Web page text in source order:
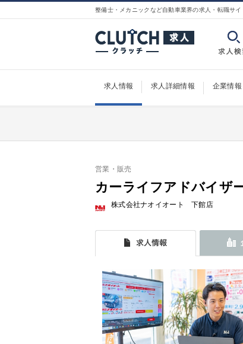
整備士・メカニックなど自動車業界の求人・転職サイ
求人情報 求人詳細情報 企業情報
営業・販売
カーライフアドバイザ
株式会社ナオイオート 下館店